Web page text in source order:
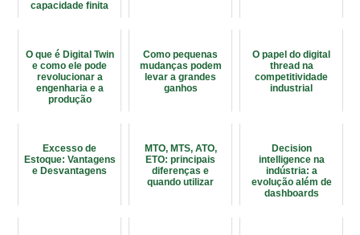
capacidade finita
O que é Digital Twin
e como ele pode
revolucionar a
engenharia e a
produção
Como pequenas
mudanças podem
levar a grandes
ganhos
O papel do digital
thread na
competitividade
industrial
Excesso de
Estoque: Vantagens
e Desvantagens
MTO, MTS, ATO,
ETO: principais
diferenças e
quando utilizar
Decision
intelligence na
indústria: a
evolução além de
dashboards